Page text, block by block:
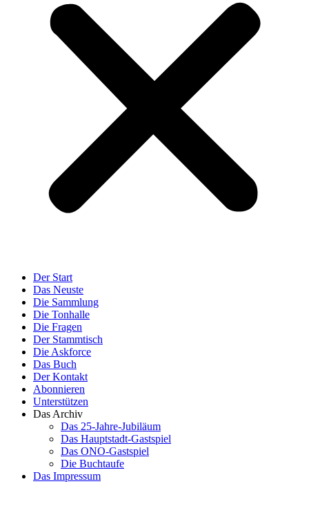
Der Start
Das Neuste
Die Sammlung
Die Tonhalle
Die Fragen
Der Stammtisch
Die Askforce
Das Buch
Der Kontakt
Abonnieren
Unterstützen
Das Archiv
Das 25-Jahre-Jubiläum
Das Hauptstadt-Gastspiel
Das ONO-Gastspiel
Die Buchtaufe
Das Impressum